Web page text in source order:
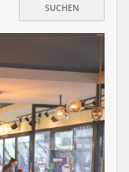
SUCHEN